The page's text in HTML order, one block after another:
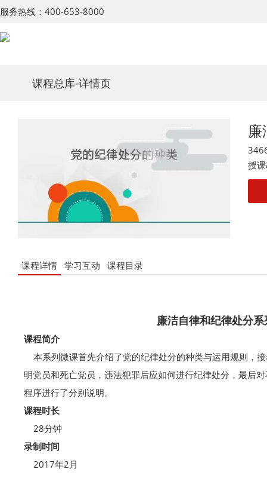
服务热线：400-653-8000
课程总库-详情页
授
课程详情 学习互动 课程目录
廉洁自律和纪律处分
课程简介
本系列微课首先介绍了党的纪律处分的种类与运用规则，
明党员和死亡党员，违法犯罪后应如何进行纪律处分，最后
程序进行了分别说明。
课程时长
28分钟
录制时间
2017年2月